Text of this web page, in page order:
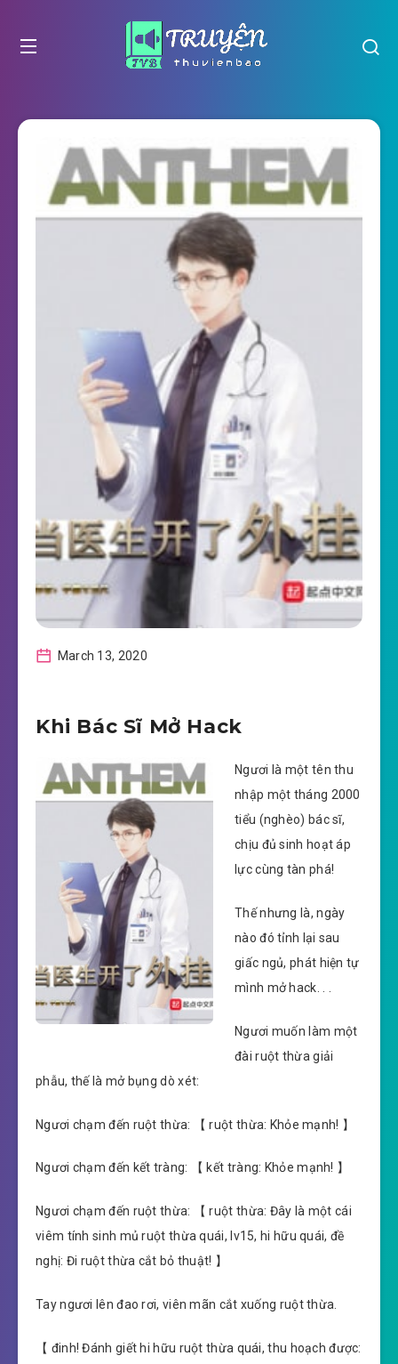
March 13, 2020
Khi Bác Sĩ Mở Hack
Ngươi là một tên thu
nhập một tháng 2000
tiểu (nghèo) bác sĩ,
chịu đủ sinh hoạt áp
lực cùng tàn phá!
Thế nhưng là, ngày
nào đó tỉnh lại sau
giấc ngủ, phát hiện tự
mình mở hack. . .
Ngươi muốn làm một
đài ruột thừa giải
phẫu, thế là mở bụng dò xét:
Ngươi chạm đến ruột thừa: 【 ruột thừa: Khỏe mạnh! 】
Ngươi chạm đến kết tràng: 【 kết tràng: Khỏe mạnh! 】
Ngươi chạm đến ruột thừa: 【 ruột thừa: Đây là một cái
viêm tính sinh mủ ruột thừa quái, lv15, hi hữu quái, đề
nghị: Đi ruột thừa cắt bỏ thuật! 】
Tay ngươi lên đao rơi, viên mãn cắt xuống ruột thừa.
【 đinh! Đánh giết hi hữu ruột thừa quái, thu hoạch được: